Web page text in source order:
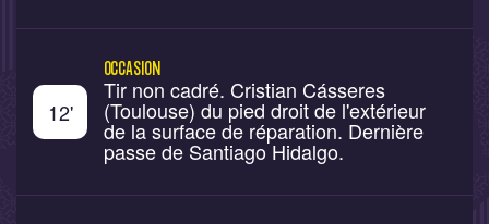
12'
OCCASION
Tir non cadré. Cristian Cásseres
(Toulouse) du pied droit de l'extérieur
de la surface de réparation. Dernière
passe de Santiago Hidalgo.